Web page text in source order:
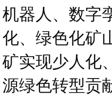
机器人、数字
化、绿色化矿
矿实现少人化
源绿色转型贡